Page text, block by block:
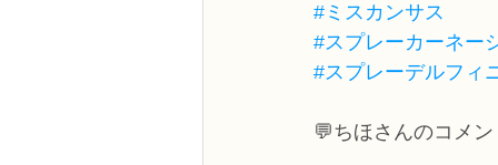
#ミスカンサス
#スプレーカーネー
#スプレーデルフィ
💬ちほさんのコメン